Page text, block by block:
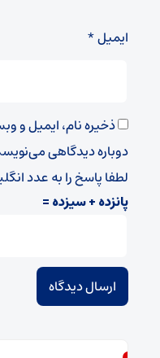
ایمیل*
ذخیره نام، ایمیل و
دوباره دیدگاهی
لطفا پاسخ را به عدد
پانزده + سیزده =